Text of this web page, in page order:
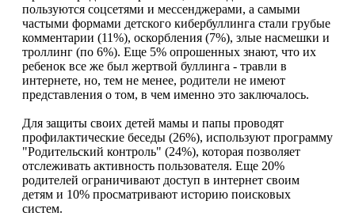
пользуются соцсетями и мессенджерами, а самыми
частыми формами детского кибербуллинга стали грубые
комментарии (11%), оскорбления (7%), злые насмешки и
троллинг (по 6%). Еще 5% опрошенных знают, что их
ребенок все же был жертвой буллинга - травли в
интернете, но, тем не менее, родители не имеют
представления о том, в чем именно это заключалось.
Для защиты своих детей мамы и папы проводят
профилактические беседы (26%), используют программу
"Родительский контроль" (24%), которая позволяет
отслеживать активность пользователя. Еще 20%
родителей ограничивают доступ в интернет своим
детям и 10% просматривают историю поисковых
систем.